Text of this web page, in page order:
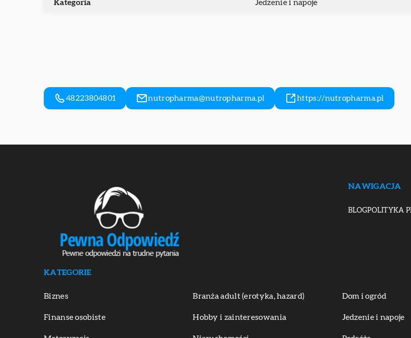
Kategoria Jedzenie i napoje
48223804801 nutropharma@nutropharma.pl https://nutropharma.pl
NAWIGACJA
BLOGPOLITYKA
KATEGORIE
Biznes Branża adult (erotyka, hazard) Dom i ogród
Finanse osobiste Hobby i zainteresowania Jedzenie i napoje